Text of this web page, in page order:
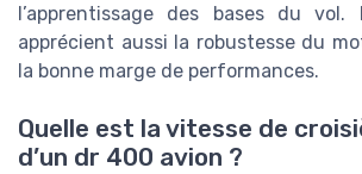
l’apprentissage des bases du vol.
apprécient aussi la robustesse du
la bonne marge de performances.
Quelle est la vitesse de
d’un dr 400 avion ?